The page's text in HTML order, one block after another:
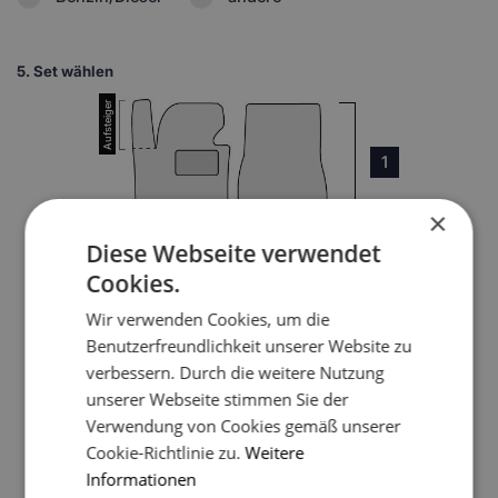
5. Set wählen
1
4
×
Diese Webseite verwendet
Cookies.
Wir verwenden Cookies, um die
Benutzerfreundlichkeit unserer Website zu
verbessern. Durch die weitere Nutzung
unserer Webseite stimmen Sie der
Verwendung von Cookies gemäß unserer
Cookie-Richtlinie zu.Weitere
Informationen